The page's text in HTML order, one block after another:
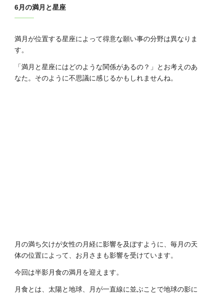
6月の満月と星座
満月が位置する星座によって得意な願い事の分野は異なりま
す。
「満月と星座にはどのような関係があるの？」とお考えのあ
なた。そのように不思議に感じるかもしれませんね。
月の満ち欠けが女性の月経に影響を及ぼすように、毎月の天
体の位置によって、お月さまも影響を受けています。
今回は半影月食の満月を迎えます。
月食とは、太陽と地球、月が一直線に並ぶことで地球の影に